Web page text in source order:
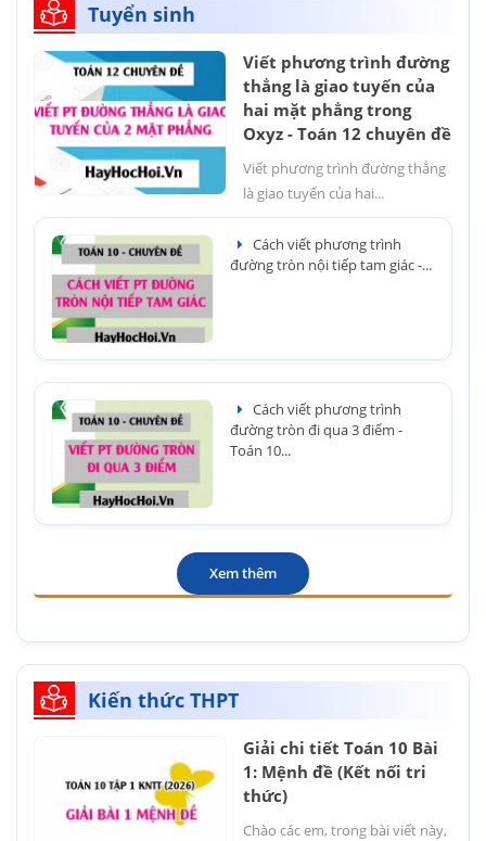
Tuyển sinh
Viết phương trình đường
thẳng là giao tuyến của
hai mặt phẳng trong
Oxyz - Toán 12 chuyên đề
Viết phương trình đường thẳng
là giao tuyến của hai...
Cách viết phương trình
đường tròn nội tiếp tam giác -...
Cách viết phương trình
đường tròn đi qua 3 điểm -
Toán 10...
Xem thêm
Kiến thức THPT
Giải chi tiết Toán 10 Bài
1: Mệnh đề (Kết nối tri
thức)
Chào các em, trong bài viết này,